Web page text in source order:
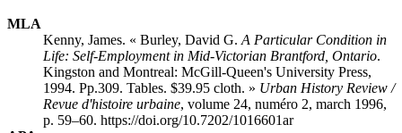
MLA
Kenny, James. « Burley, David G. A Particular Condition in
Life: Self-Employment in Mid-Victorian Brantford, Ontario.
Kingston and Montreal: McGill-Queen's University Press,
1994. Pp.309. Tables. $39.95 cloth. » Urban History Review /
Revue d'histoire urbaine, volume 24, numéro 2, march 1996,
p. 59–60. https://doi.org/10.7202/1016601ar